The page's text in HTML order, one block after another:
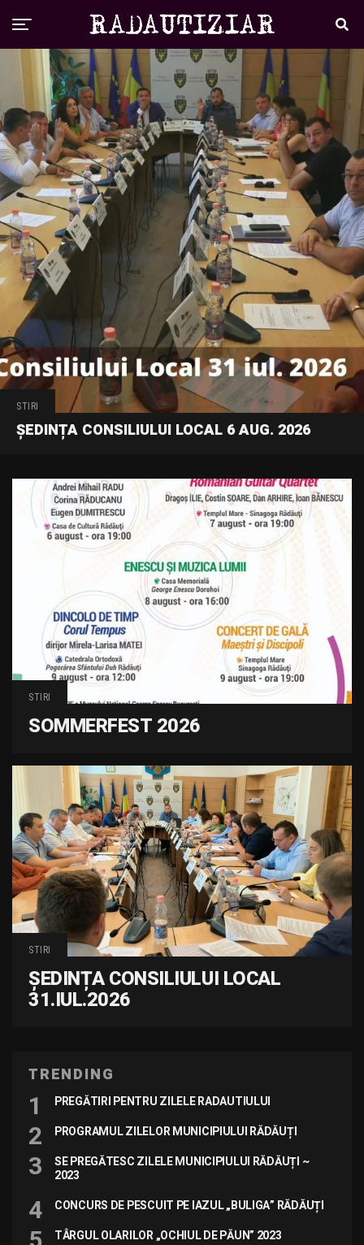
STIRI
ȘEDINȚA CONSILIULUI LOCAL 6 AUG. 2026
STIRI
SOMMERFEST 2026
STIRI
ȘEDINȚA CONSILIULUI LOCAL
31.IUL.2026
TRENDING
PREGĂTIRI PENTRU ZILELE RADAUTIULUI
PROGRAMUL ZILELOR MUNICIPIULUI RĂDĂUȚI
SE PREGĂTESC ZILELE MUNICIPIULUI RĂDĂUȚI ~
2023
CONCURS DE PESCUIT PE IAZUL „BULIGA” RĂDĂUȚI
TÂRGUL OLARILOR „OCHIUL DE PĂUN” 2023